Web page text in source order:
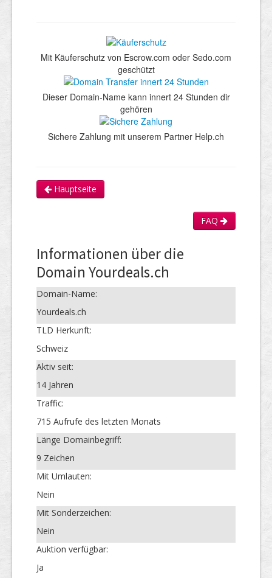
Mit Käuferschutz von Escrow.com oder Sedo.com
geschützt
Dieser Domain-Name kann innert 24 Stunden dir
gehören
Sichere Zahlung mit unserem Partner Help.ch
Hauptseite
FAQ
Informationen über die
Domain Yourdeals.ch
Domain-Name:
Yourdeals.ch
TLD Herkunft:
Schweiz
Aktiv seit:
14 Jahren
Traffic:
715 Aufrufe des letzten Monats
Länge Domainbegriff:
9 Zeichen
Mit Umlauten:
Nein
Mit Sonderzeichen:
Nein
Auktion verfügbar:
Ja